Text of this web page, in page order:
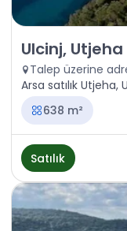
Satılık - Arazi
Ulcinj, Utjeha
Talep üzerine
Arsa satılık
638 m²
Satılık